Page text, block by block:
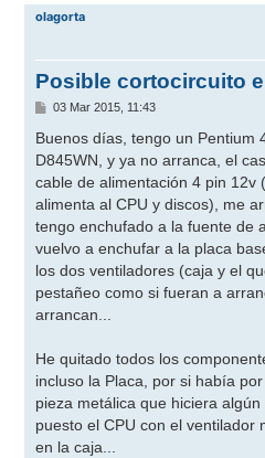
olagorta
Posible cortocircuito
M
n
a
j
e
03 Mar 2015, 11:43
Buenos días, tengo un Pentium
D845WN, y ya no arranca, el
cable de alimentación 4 pin 12v
alimenta al CPU y discos), me
tengo enchufado a la fuente de
vuelvo a enchufar a la placa
los dos ventiladores (caja y el
pestañeo como si fueran a
arrancan...
He quitado todos los
incluso la Placa, por si había
pieza metálica que hiciera
puesto el CPU con el ventilador
en la caja...